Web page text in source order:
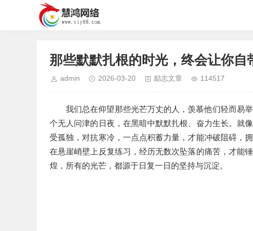
那些默默扎根的时光，终会让你自
admin 2026-03-20 励志文章 114517
我们总在仰望那些光芒万丈的人，羡慕他们轻而易
个无人问津的日夜，在黑暗中默默扎根、奋力生长。就
受孤独，对抗寒冷，一点点积蓄力量，才能冲破阻碍，
在悬崖峭壁上反复练习，经历无数次坠落的痛苦，才能
煌，所有的光芒，都源于日复一日的坚持与沉淀。